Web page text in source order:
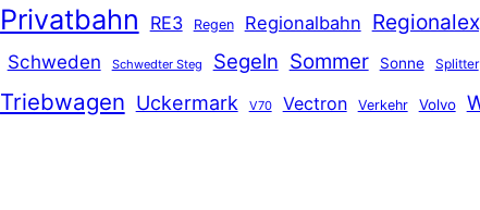
Privatbahn RE3 Regen Regionalbahn
Schweden Schwedter Steg Segeln Sommer Sonne Splitter
Triebwagen Uckermark V70 Vectron Verkehr Volvo